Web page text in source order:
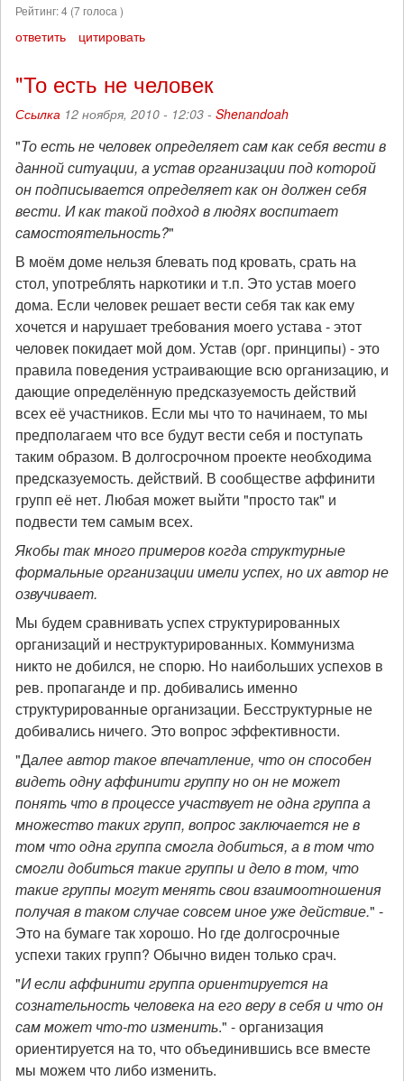
Рейтинг:4 (7голоса )
ответить цитировать
"То есть не человек
Ссылка 12 ноября, 2010 - 12:03 - Shenandoah
"То есть не человек определяет сам как себя вести в
данной ситуации, а устав организации под которой
он подписывается определяет как он должен себя
вести. И как такой подход в людях воспитает
самостоятельность?"
В моём доме нельзя блевать под кровать, срать на
стол, употреблять наркотики и т.п. Это устав моего
дома. Если человек решает вести себя так как ему
хочется и нарушает требования моего устава - этот
человек покидает мой дом. Устав (орг. принципы) - это
правила поведения устраивающие всю организацию, и
дающие определённую предсказуемость действий
всех её участников. Если мы что то начинаем, то мы
предполагаем что все будут вести себя и поступать
таким образом. В долгосрочном проекте необходима
предсказуемость. действий. В сообществе аффинити
групп её нет. Любая может выйти "просто так" и
подвести тем самым всех.
Якобы так много примеров когда структурные
формальные организации имели успех, но их автор не
озвучивает.
Мы будем сравнивать успех структурированных
организаций и неструктурированных. Коммунизма
никто не добился, не спорю. Но наибольших успехов в
рев. пропаганде и пр. добивались именно
структурированные организации. Бесструктурные не
добивались ничего. Это вопрос эффективности.
"Далее автор такое впечатление, что он способен
видеть одну аффинити группу но он не может
понять что в процессе участвует не одна группа а
множество таких групп, вопрос заключается не в
том что одна группа смогла добиться, а в том что
смогли добиться такие группы и дело в том, что
такие группы могут менять свои взаимоотношения
получая в таком случае совсем иное уже действие." -
Это на бумаге так хорошо. Но где долгосрочные
успехи таких групп? Обычно виден только срач.
"И если аффинити группа ориентируется на
сознательность человека на его веру в себя и что он
сам может что-то изменить." - организация
ориентируется на то, что объединившись все вместе
мы можем что либо изменить.